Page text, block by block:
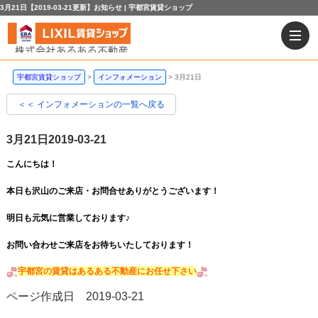
3月21日【2019-03-21更新】お知らせ | 宇都宮賃貸ショップ
宇都宮賃貸ショップ インフォメーション 3月21日
＜＜ インフォメーションの一覧へ戻る
3月21日2019-03-21
こんにちは！
本日も沢山のご来店・お問合せありがとうございます！
明日も元気に営業しております♪
お問い合わせご来店をお待ちいたしております！
宇都宮の賃貸はあるある不動産にお任せ下さい
ページ作成日 2019-03-21